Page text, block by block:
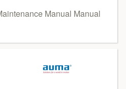
Manual Manual